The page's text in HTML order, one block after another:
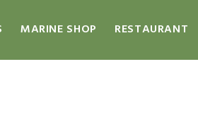
MARINE SHOP RESTAURANT